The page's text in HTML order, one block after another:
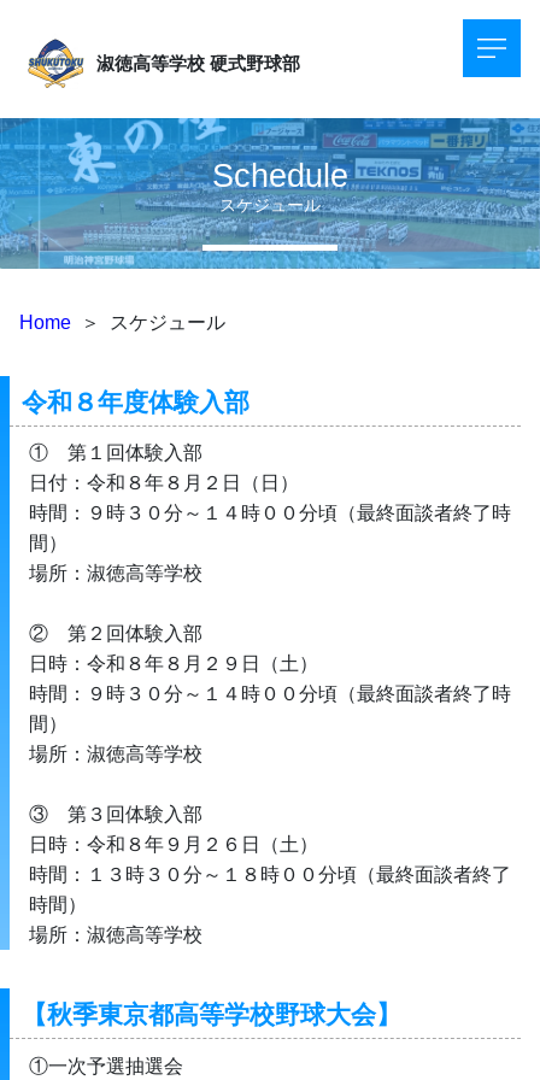
淑徳高等学校 硬式野球部
スケジュール
Schedule
Home ＞ スケジュール
令和８年度体験入部
①　第１回体験入部
日付：令和８年８月２日（日）
時間：９時３０分～１４時００分頃（最終面談者終了時
間）
場所：淑徳高等学校
②　第２回体験入部
日時：令和８年８月２９日（土）
時間：９時３０分～１４時００分頃（最終面談者終了時
間）
場所：淑徳高等学校
③　第３回体験入部
日時：令和８年９月２６日（土）
時間：１３時３０分～１８時００分頃（最終面談者終了
時間）
場所：淑徳高等学校
【秋季東京都高等学校野球大会】
①一次予選抽選会